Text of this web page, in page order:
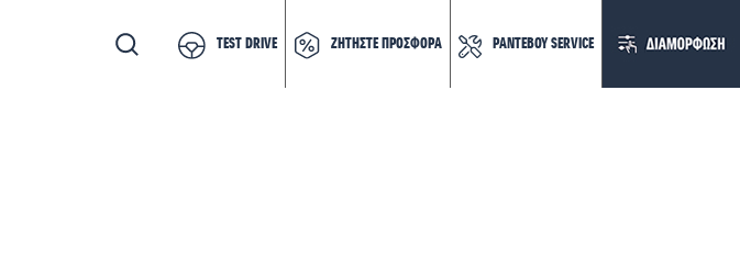
TEST DRIVE ΖΗΤΗΣΤΕ ΠΡΟΣΦΟΡΑ ΡΑΝΤΕΒΟΥ SERVICE